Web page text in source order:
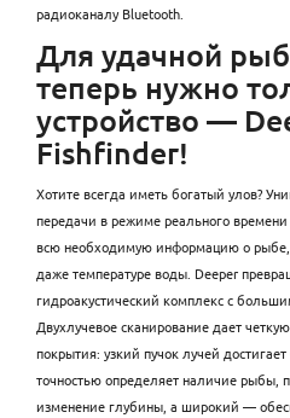
радиоканалу Bluetooth.
Для удачной
теперь нужно
устройство —
Fishfinder!
Хотите всегда иметь богатый улов?
передачи в режиме реального
всю необходимую информацию о
даже температуре воды. Deeper
гидроакустический комплекс с
Двухлучевое сканирование дает
покрытия: узкий пучок лучей
точностью определяет наличие рыбы,
изменение глубины, а широкий —